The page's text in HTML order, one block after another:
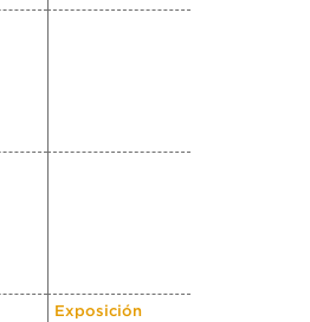
Exposición